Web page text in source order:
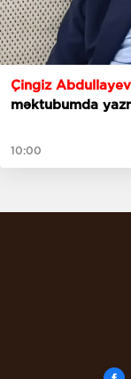
Çingiz
məktubumda
10:00